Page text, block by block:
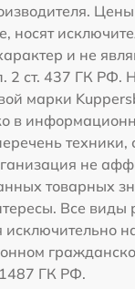
носят
и не
2 ст. 437 ГК РФ.
марки
в
техники,
не
товарных
Все виды
1487 ГК РФ.